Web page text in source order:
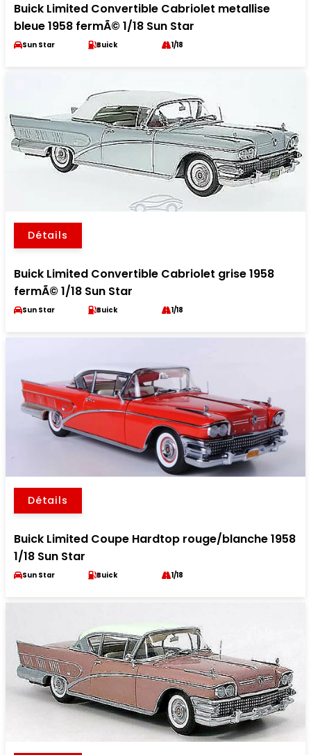
Buick Limited Convertible Cabriolet metallise
bleue 1958 fermÃ© 1/18 Sun Star
Sun Star Buick 1/18
Détails
Buick Limited Convertible Cabriolet grise 1958
fermÃ© 1/18 Sun Star
Sun Star Buick 1/18
Détails
Buick Limited Coupe Hardtop rouge/blanche 1958
1/18 Sun Star
Sun Star Buick 1/18